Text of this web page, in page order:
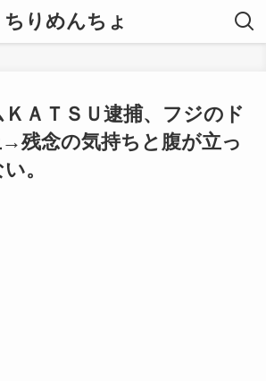
ちりめんちょ
ＡＴＳＵ逮捕、フジのド
残念の気持ちと腹が立っ
。